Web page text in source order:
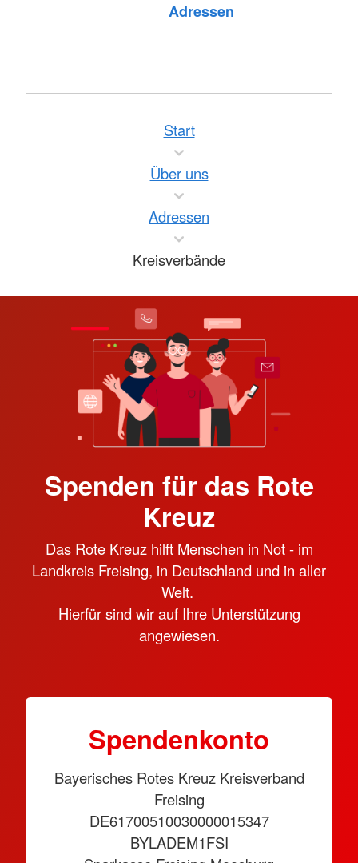
Adressen
Start
Über uns
Adressen
Kreisverbände
Spenden für das Rote
Kreuz
Das Rote Kreuz hilft Menschen in Not - im
Landkreis Freising, in Deutschland und in aller
Welt.
Hierfür sind wir auf Ihre Unterstützung
angewiesen.
Spendenkonto
Bayerisches Rotes Kreuz Kreisverband
Freising
DE61700510030000015347
BYLADEM1FSI